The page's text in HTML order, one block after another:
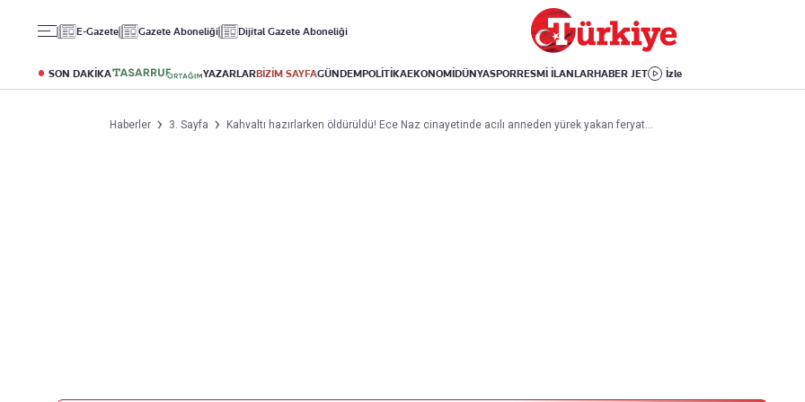
E-Gazete Gazete Aboneliği Dijital Gazete Aboneliği
SON DAKİKA YAZARLARBİZİM SAYFAGÜNDEMPOLİTİKAEKONOMİDÜNYASPORRESMİ İLANLARHABER JET İzle
Altın
Döviz
Kripto Para
Puan Durumu
Fikstür
Avrupa Ligi
Avrupa
Amerika
İsrail-Gazze
Yaşam
Sağlık
Yemek
Aktüel
Kitap
Haberler 3. Sayfa Kahvaltı hazırlarken öldürüldü! Ece Naz cinayetinde acılı anneden yürek yakan feryat…